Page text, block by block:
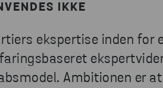
IKKE
ekspertise inden for
Ambitionen er